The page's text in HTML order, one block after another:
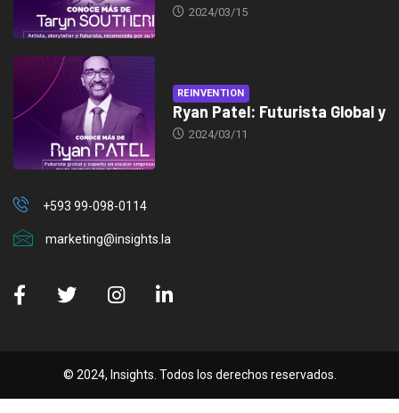
2024/03/15
REINVENTION
Ryan Patel: Futurista Global y
2024/03/11
+593 99-098-0114
marketing@insights.la
© 2024, Insights. Todos los derechos reservados.